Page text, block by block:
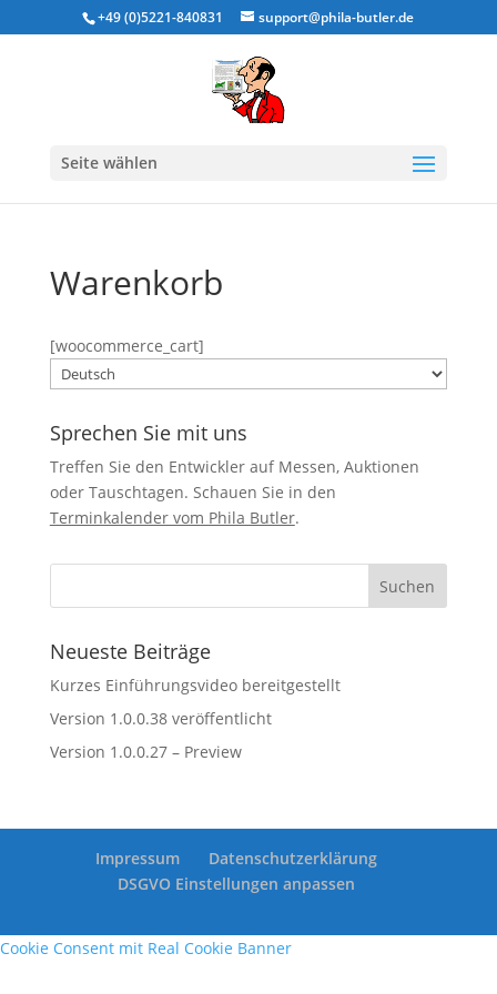
+49 (0)5221-840831 support@phila-butler.de
Seite wählen
Warenkorb
[woocommerce_cart]
Sprache
auswählen
Sprechen Sie mit uns
Treffen Sie den Entwickler auf Messen, Auktionen
oder Tauschtagen. Schauen Sie in den
Terminkalender vom Phila Butler.
Neueste Beiträge
Kurzes Einführungsvideo bereitgestellt
Version 1.0.0.38 veröffentlicht
Version 1.0.0.27 – Preview
Impressum
Datenschutzerklärung
DSGVO Einstellungen anpassen
Cookie Consent mit Real Cookie Banner